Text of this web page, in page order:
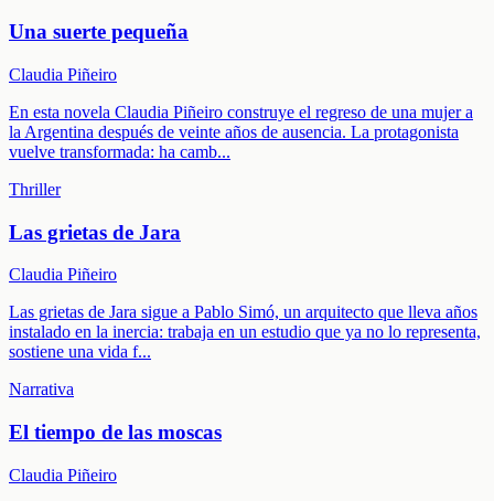
Una suerte pequeña
Claudia Piñeiro
En esta novela Claudia Piñeiro construye el regreso de una mujer a
la Argentina después de veinte años de ausencia. La protagonista
vuelve transformada: ha camb...
Thriller
Las grietas de Jara
Claudia Piñeiro
Las grietas de Jara sigue a Pablo Simó, un arquitecto que lleva años
instalado en la inercia: trabaja en un estudio que ya no lo representa,
sostiene una vida f...
Narrativa
El tiempo de las moscas
Claudia Piñeiro